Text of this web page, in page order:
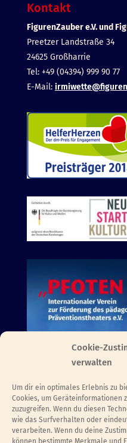
Cookie-
verwalten
Um dir ein optimales Erlebnis zu
Cookies, um Geräteinformationen
zuzugreifen. Wenn du diesen
wie das Surfverhalten oder
verarbeiten. Wenn du deine
können bestimmte Merkmale und
Kontakt
FigurenZauber e.V. und
Preetzer Landstraße 34
24625 Großharrie
Tel: +49 (04394) 999 90 77
E-Mail: